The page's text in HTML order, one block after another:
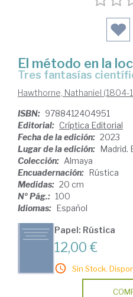
El método en la
Tres fantasías
Hawthorne, Nathaniel (1804-
ISBN: 9788412404951
Editorial: Críptica Editorial
Fecha de la edición: 2023
Lugar de la edición: Madrid.
Colección: Almaya
Encuadernación: Rústica
Medidas: 20 cm
Nº Pág.: 100
Idiomas: Español
Papel: Rústica
12,00 €
Sin Stock.